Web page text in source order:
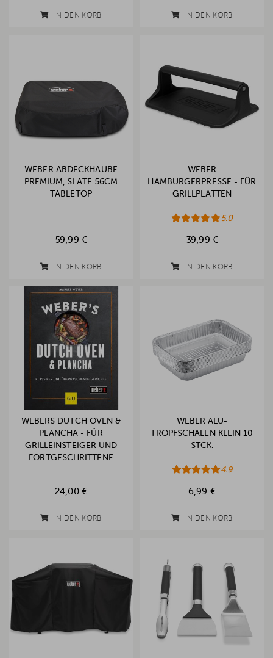
IN DEN KORB IN DEN KORB
WEBER ABDECKHAUBE
PREMIUM, SLATE 56CM
TABLETOP
59,99 €
IN DEN KORB
WEBER
HAMBURGERPRESSE - FÜR
GRILLPLATTEN
5.0
39,99 €
IN DEN KORB
WEBERS DUTCH OVEN &
PLANCHA - FÜR
GRILLEINSTEIGER UND
FORTGESCHRITTENE
24,00 €
IN DEN KORB
WEBER ALU-
TROPFSCHALEN KLEIN 10
STCK.
4.9
6,99 €
IN DEN KORB